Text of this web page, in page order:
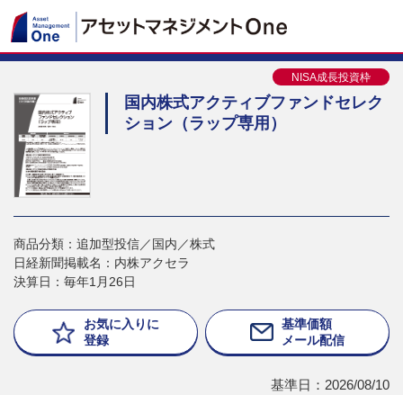
NISA成長投資枠
国内株式アクティブファンドセレク
ション（ラップ専用）
商品分類：追加型投信／国内／株式
日経新聞掲載名：内株アクセラ
決算日：毎年1月26日
お気に入りに
登録
基準価額
メール配信
基準日：2026/08/10